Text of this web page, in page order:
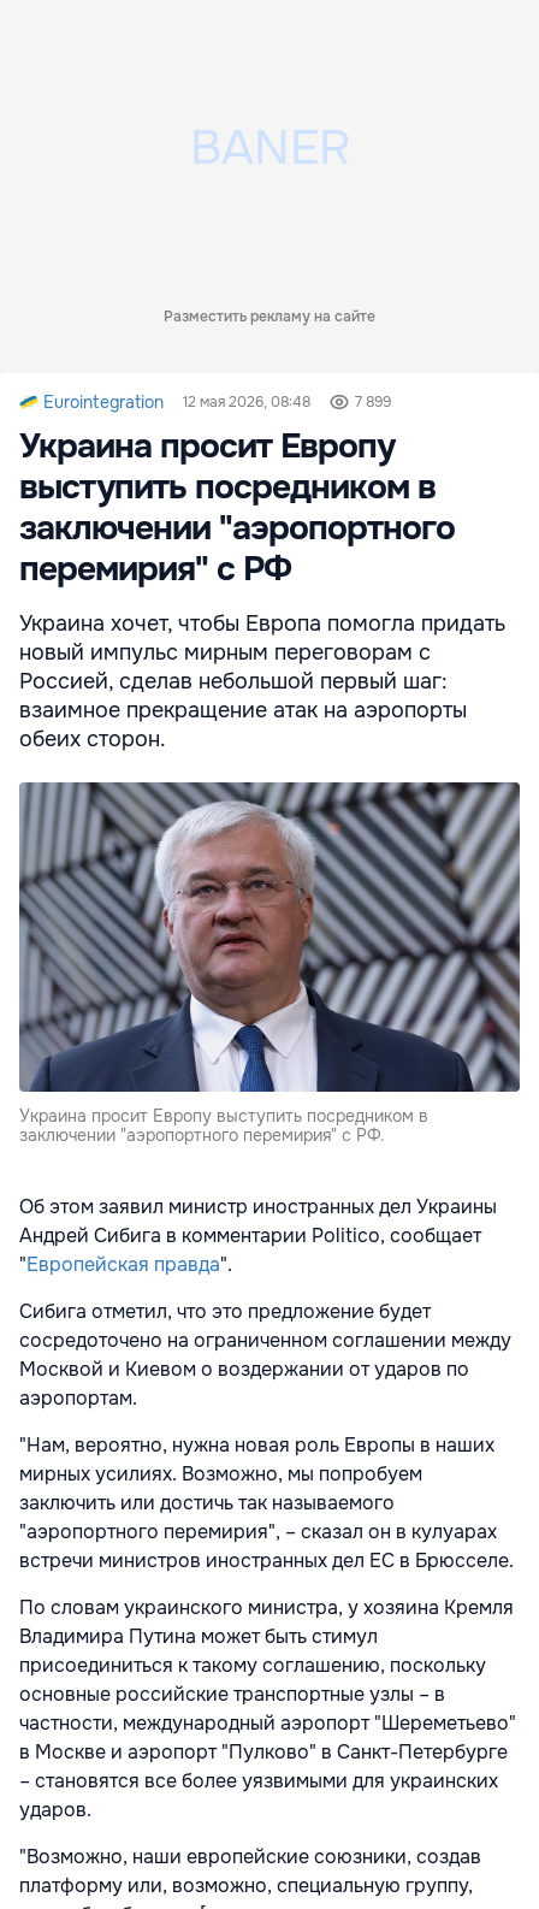
Разместить рекламу на сайте
Eurointegration 12 мая 2026, 08:48 7 899
Украина просит Европу
выступить посредником в
заключении "аэропортного
перемирия" с РФ
Украина хочет, чтобы Европа помогла придать
новый импульс мирным переговорам с
Россией, сделав небольшой первый шаг:
взаимное прекращение атак на аэропорты
обеих сторон.
Украина просит Европу выступить посредником в
заключении "аэропортного перемирия" с РФ.
Об этом заявил министр иностранных дел Украины
Андрей Сибига в комментарии Politico, сообщает
"Европейская правда".
Сибига отметил, что это предложение будет
сосредоточено на ограниченном соглашении между
Москвой и Киевом о воздержании от ударов по
аэропортам.
"Нам, вероятно, нужна новая роль Европы в наших
мирных усилиях. Возможно, мы попробуем
заключить или достичь так называемого
"аэропортного перемирия", – сказал он в кулуарах
встречи министров иностранных дел ЕС в Брюсселе.
По словам украинского министра, у хозяина Кремля
Владимира Путина может быть стимул
присоединиться к такому соглашению, поскольку
основные российские транспортные узлы – в
частности, международный аэропорт "Шереметьево"
в Москве и аэропорт "Пулково" в Санкт-Петербурге
– становятся все более уязвимыми для украинских
ударов.
"Возможно, наши европейские союзники, создав
платформу или, возможно, специальную группу,